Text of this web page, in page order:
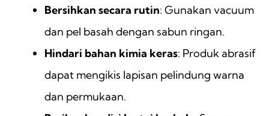
Bersihkan secara rutin: Gunakan vacuum
dan pel basah dengan sabun ringan.
Hindari bahan kimia keras: Produk abrasif
dapat mengikis lapisan pelindung warna
dan permukaan.